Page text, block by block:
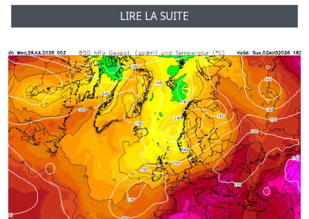
LIRE LA SUITE